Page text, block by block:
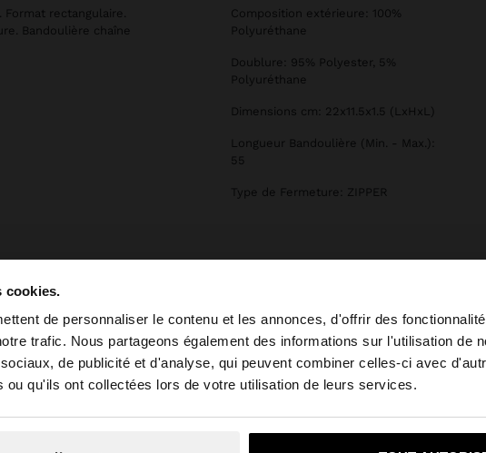
cookies.
de personnaliser le contenu et les annonces, d'offrir des
trafic. Nous partageons également des informations sur l'utilisation de
de publicité et d'analyse, qui peuvent combiner celles-ci avec
ou qu'ils ont collectées lors de votre utilisation de leurs services.
site depuis Belgique. Voulez-vous parcourir notre site au United
Non, je souhaite rester sur Belgique Oui, dirigez-moi
rectangulaire.
Bandoulière chaîne
Composition extérieure: 100%
Polyuréthane
Doublure: 95% Polyester, 5%
Polyuréthane
Dimensions cm: 22x11.5x1.5 (LxHxL)
Longueur Bandoulière (Min. - Max.):
55
Type de Fermeture: ZIPPER